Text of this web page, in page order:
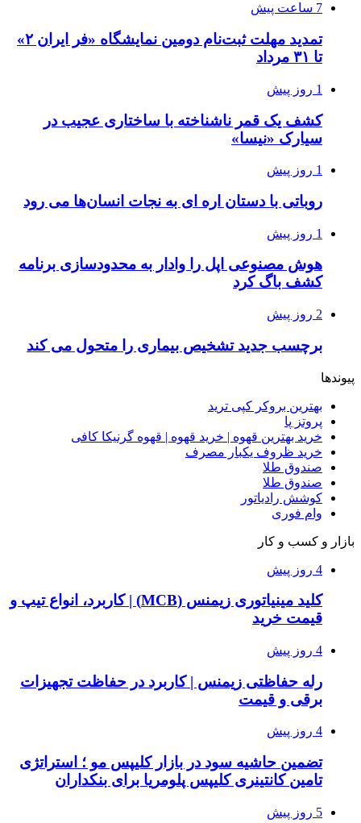
7 ساعت پیش
تمدید مهلت ثبت‌نام دومین نمایشگاه «فر ایران ۲»
تا ۳۱ مرداد
1 روز پیش
کشف یک قمر ناشناخته با ساختاری عجیب در
سیارک «نیسا»
1 روز پیش
روباتی با دستان اره ای به نجات انسان‌ها می رود
1 روز پیش
هوش مصنوعی اپل را وادار به محدودسازی برنامه
کشف باگ کرد
2 روز پیش
برچسب جدید تشخیص بیماری را متحول می کند
پیوندها
بهترین بروکر کپی ترید
پروتز پا
خرید بهترین قهوه | خرید قهوه | قهوه گرنیکا کافی
خرید ظروف یکبار مصرف
صندوق طلا
صندوق طلا
کوشش رادیاتور
وام فوری
بازار و کسب و کار
4 روز پیش
کلید مینیاتوری زیمنس (MCB) | کاربرد، انواع تیپ و
قیمت خرید
4 روز پیش
رله حفاظتی زیمنس | کاربرد در حفاظت تجهیزات
برقی و قیمت
4 روز پیش
تضمین حاشیه سود در بازار کلیپس مو ؛ استراتژی
تامین کانتینری کلیپس پلومریا برای بنکداران
5 روز پیش